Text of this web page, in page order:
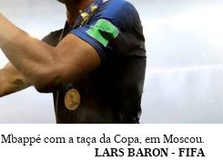
Mbappé com a taça da Copa, em Moscou.
LARS BARON - FIFA